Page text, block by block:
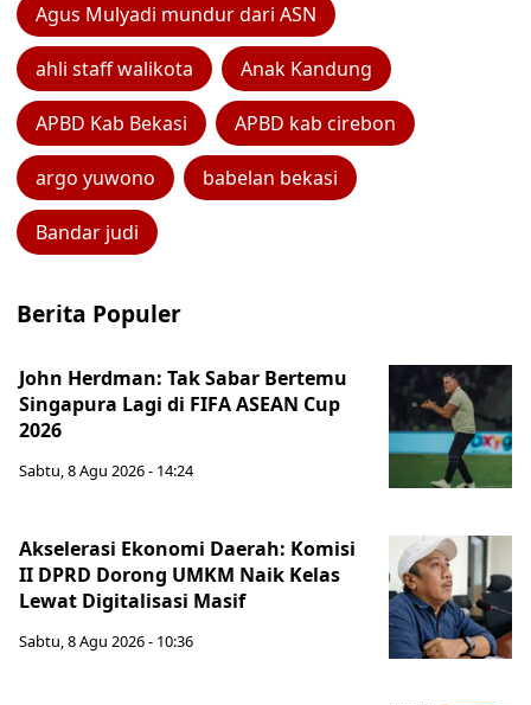
Agus Mulyadi mundur dari ASN
ahli staff walikota Anak Kandung
APBD Kab Bekasi APBD kab cirebon
argo yuwono babelan bekasi
Bandar judi
Berita Populer
John Herdman: Tak Sabar Bertemu
Singapura Lagi di FIFA ASEAN Cup
2026
Sabtu, 8 Agu 2026 - 14:24
Akselerasi Ekonomi Daerah: Komisi
II DPRD Dorong UMKM Naik Kelas
Lewat Digitalisasi Masif
Sabtu, 8 Agu 2026 - 10:36